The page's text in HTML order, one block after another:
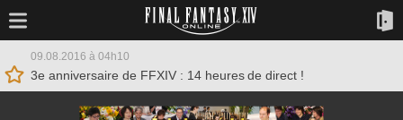
09.08.2016 à 04h10
3e anniversaire de FFXIV : 14 heures de direct !